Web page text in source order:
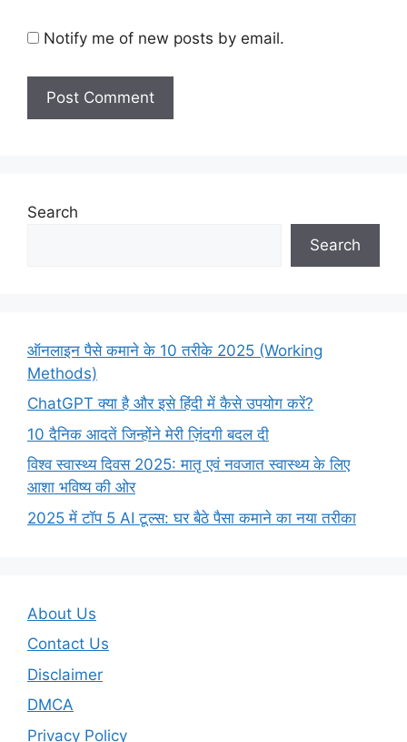
Notify me of new posts by email.
Search
Search
ऑनलाइन पैसे कमाने के 10 तरीके 2025 (Working
Methods)
ChatGPT क्या है और इसे हिंदी में कैसे उपयोग करें?
10 दैनिक आदतें जिन्होंने मेरी ज़िंदगी बदल दी
विश्व स्वास्थ्य दिवस 2025: मातृ एवं नवजात स्वास्थ्य के लिए
आशा भविष्य की ओर
2025 में टॉप 5 AI टूल्स: घर बैठे पैसा कमाने का नया तरीका
About Us
Contact Us
Disclaimer
DMCA
Privacy Policy